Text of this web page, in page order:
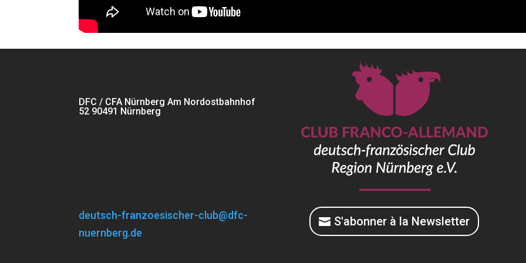
DFC / CFA Nürnberg Am Nordostbahnhof
52 90491 Nürnberg
deutsch-franzoesischer-club@dfc-
nuernberg.de
S'abonner à la Newsletter